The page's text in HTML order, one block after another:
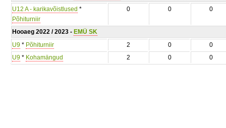
U12 A - karikavõistlused *
Põhiturniir
0 0 0
Hooaeg 2022 / 2023 - EMÜ SK
U9 * Põhiturniir 2 0
0
U9 * Kohamängud 2 0 0